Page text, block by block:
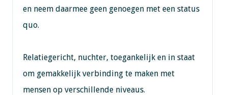
en neem daarmee geen genoegen met een status
quo.
Relatiegericht, nuchter, toegankelijk en in staat
om gemakkelijk verbinding te maken met
mensen op verschillende niveaus.